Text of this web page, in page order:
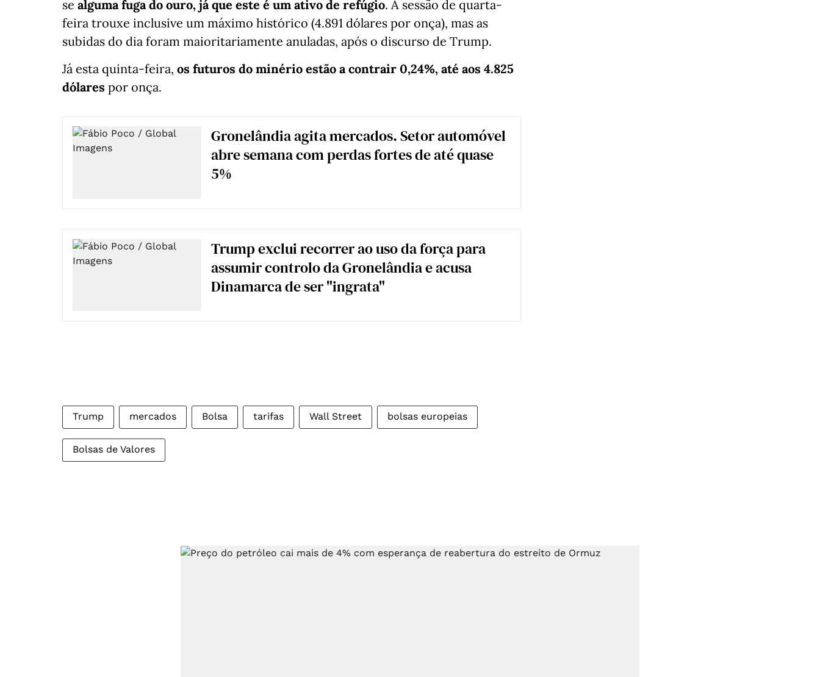
se alguma fuga do ouro, já que este é um ativo de refúgio. A sessão de quarta-
feira trouxe inclusive um máximo histórico (4.891 dólares por onça), mas as
subidas do dia foram maioritariamente anuladas, após o discurso de Trump.
Já esta quinta-feira, os futuros do minério estão a contrair 0,24%, até aos 4.825
dólares por onça.
Gronelândia agita mercados. Setor automóvel
abre semana com perdas fortes de até quase
5%
Trump exclui recorrer ao uso da força para
assumir controlo da Gronelândia e acusa
Dinamarca de ser "ingrata"
Trump mercados Bolsa tarifas Wall Street bolsas europeias
Bolsas de Valores